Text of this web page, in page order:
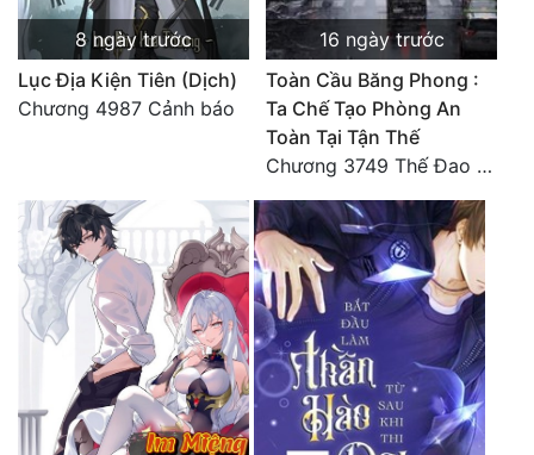
Xuyên Thư
Điền Văn
Đông Phương Huyền Huyễn
Đồng Nhân
Cẩu Đạo Trường Sinh
Ngự Thú
8 ngày trước
Lục Địa Kiện Tiên (Dịch)
Chương 4987 Cảnh báo
16 ngày trước
Toàn Cầu Băng Phong :
Ta Chế Tạo Phòng An
Toàn Tại Tận Thế
Chương 3749 Thế Đao xuất kích